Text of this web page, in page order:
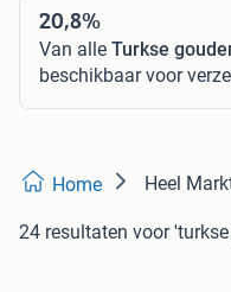
20,8%
Van alle Turkse
beschikbaar voor
Home Heel
24 resultaten voor